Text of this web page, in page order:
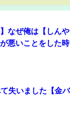
】なぜ俺は【しん
が悪いことをした
失いました【金バ